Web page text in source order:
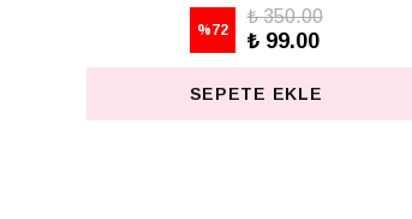
%72
₺ 350.00
₺ 99.00
SEPETE EKLE